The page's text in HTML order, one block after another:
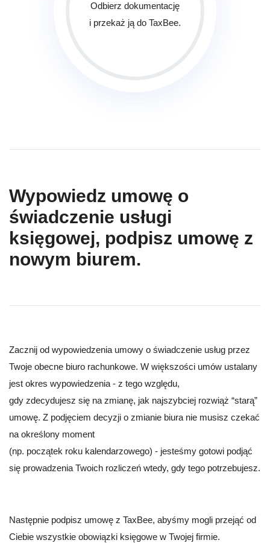
Odbierz dokumentację
i przekaż ją do TaxBee.
Wypowiedz umowę o
świadczenie usługi
księgowej, podpisz umowę z
nowym biurem.
Zacznij od wypowiedzenia umowy o świadczenie usług przez
Twoje obecne biuro rachunkowe. W większości umów ustalany
jest okres wypowiedzenia - z tego względu,
gdy zdecydujesz się na zmianę, jak najszybciej rozwiąż “starą”
umowę. Z podjęciem decyzji o zmianie biura nie musisz czekać
na określony moment
(np. początek roku kalendarzowego) - jesteśmy gotowi podjąć
się prowadzenia Twoich rozliczeń wtedy, gdy tego potrzebujesz.
Następnie podpisz umowę z TaxBee, abyśmy mogli przejąć od
Ciebie wszystkie obowiązki księgowe w Twojej firmie.